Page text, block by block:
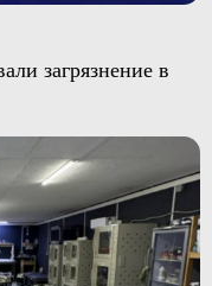
загрязнение в